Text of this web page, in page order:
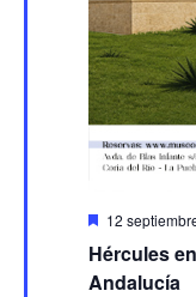
Destacado
12
Hércules
Andalucía